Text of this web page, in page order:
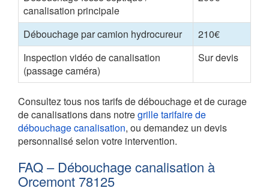
canalisation principale
Débouchage par camion hydrocureur
210€
Inspection vidéo de canalisation
(passage caméra)
Sur devis
Consultez tous nos tarifs de débouchage et de curage
de canalisations dans notregrille tarifaire de
débouchage canalisation, ou demandez un devis
personnalisé selon votre intervention.
FAQ – Débouchage canalisation à
Orcemont 78125